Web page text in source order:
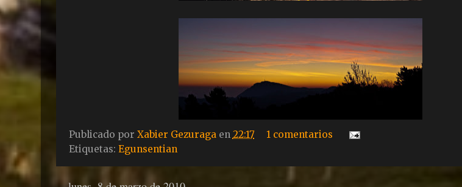
Publicado por Xabier Gezuraga en 22:17
1 comentarios
Etiquetas: Egunsentian